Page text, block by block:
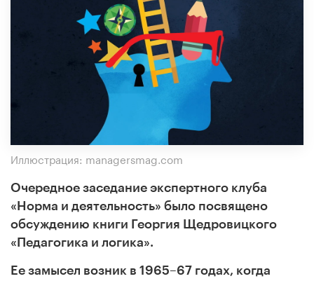
Иллюстрация: managersmag.com
Очередное заседание экспертного клуба
«Норма и деятельность» было посвящено
обсуждению книги Георгия Щедровицкого
«Педагогика и логика».
Ее замысел возник в 1965–67 годах, когда